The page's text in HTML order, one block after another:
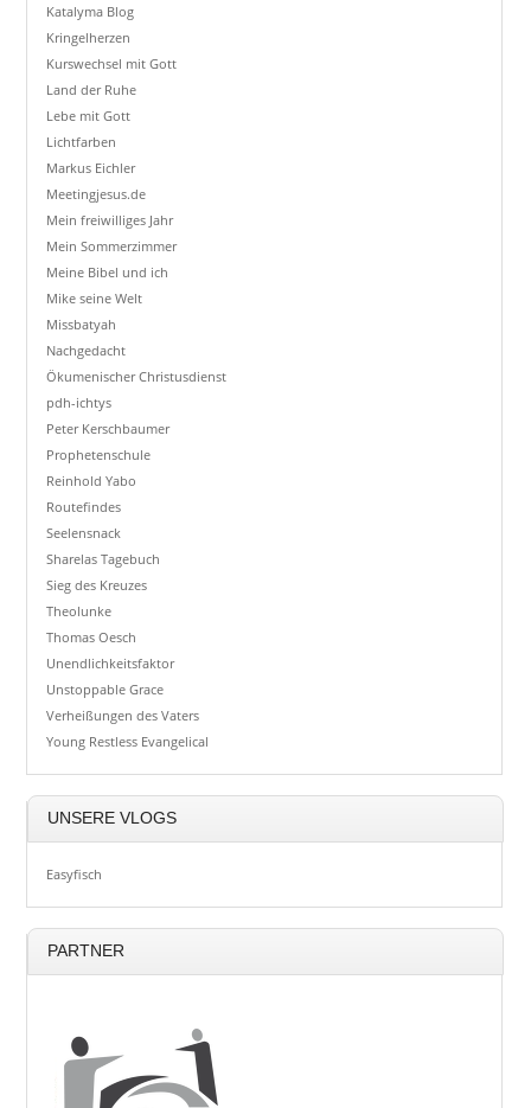
Katalyma Blog
Kringelherzen
Kurswechsel mit Gott
Land der Ruhe
Lebe mit Gott
Lichtfarben
Markus Eichler
Meetingjesus.de
Mein freiwilliges Jahr
Mein Sommerzimmer
Meine Bibel und ich
Mike seine Welt
Missbatyah
Nachgedacht
Ökumenischer Christusdienst
pdh-ichtys
Peter Kerschbaumer
Prophetenschule
Reinhold Yabo
Routefindes
Seelensnack
Sharelas Tagebuch
Sieg des Kreuzes
Theolunke
Thomas Oesch
Unendlichkeitsfaktor
Unstoppable Grace
Verheißungen des Vaters
Young Restless Evangelical
UNSERE VLOGS
Easyfisch
PARTNER